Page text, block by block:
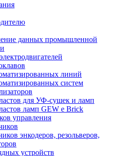
данных промышленной
линий
систем
для УФ-сушек и ламп
ламп GEW e Brick
управления
энкодеров, резольверов,
устройств